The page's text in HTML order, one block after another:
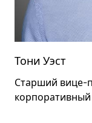
Тони Уэст
Старший вице-
корпоративный